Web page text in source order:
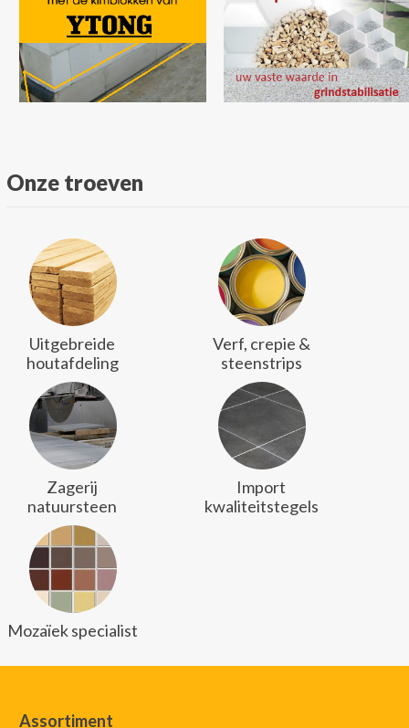
Onze troeven
Uitgebreide
houtafdeling
Verf, crepie &
steenstrips
Zagerij
natuursteen
Import
kwaliteitstegels
Mozaïek specialist
Assortiment